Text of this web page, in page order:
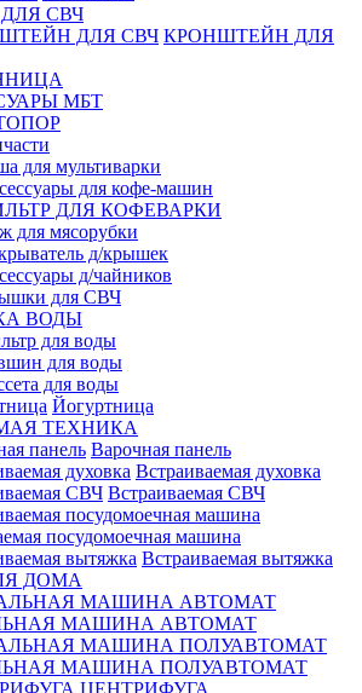
СВЧ
КРОНШТЕЙН ДЛЯ
МБТ
для мультиварки
для кофе-машин
ДЛЯ КОФЕВАРКИ
для мясорубки
д/крышек
д/чайников
для СВЧ
ВОДЫ
для воды
для воды
для воды
Йогуртница
ТЕХНИКА
Варочная панель
Встраиваемая духовка
Встраиваемая СВЧ
посудомоечная машина
Встраиваемая вытяжка
ДОМА
МАШИНА АВТОМАТ
МАШИНА ПОЛУАВТОМАТ
ЦЕНТРИФУГА